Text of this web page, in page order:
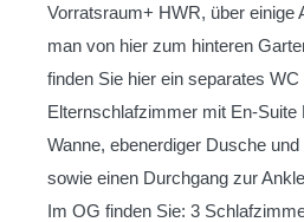
Vorratsraum+ HWR, über einige
man von hier zum hinteren
finden Sie hier ein separates
Elternschlafzimmer mit En-Suite
Wanne, ebenerdiger Dusche
sowie einen Durchgang zur
Im OG finden Sie: 3